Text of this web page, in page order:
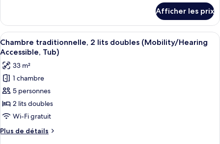
très
grand
lit
Chambre
traditionnelle,
1
très
lit
Afficher les prix
Afficher
toutes
les
photos
pour
ce
type
de
chambre :
Chambre
Une chambre d’hôtel avec deux
5
Chambre traditionnelle, 2 lits doubles (Mobility/Hearing
Accessible, Tub)
33 m²
1 chambre
5 personnes
2 lits doubles
Wi-Fi gratuit
Plus de détails
Plus